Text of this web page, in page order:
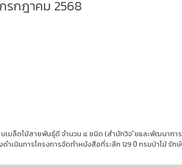
รกฎาคม 2568
บเมล็ดไม้สายพันธุ์ดี จำนวน ๔ ชนิด (สำนักวิจ ัยและพัฒนากา
เนินการโครงการจัดทำหนังสือที่ระลึก 129 ปี กรมป่าไม้ รักษ์